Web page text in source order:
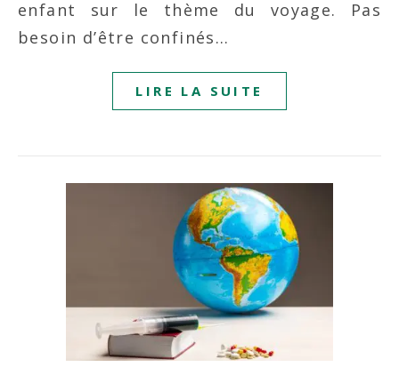
enfant sur le thème du voyage. Pas
besoin d’être confinés…
LIRE LA SUITE